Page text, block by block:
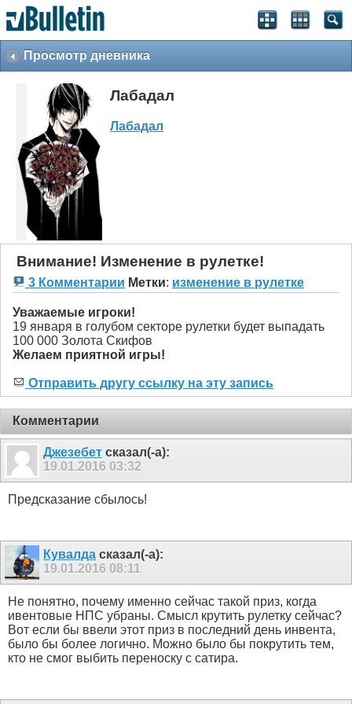
Просмотр дневника
Лабадал
Лабадал
Внимание! Изменение в рулетке!
3 Комментарии Метки: изменение в рулетке
Уважаемые игроки!
19 января в голубом секторе рулетки будет выпадать
100 000 Золота Скифов
Желаем приятной игры!
Отправить другу ссылку на эту запись
Комментарии
Джезебет сказал(-а):
19.01.2016 03:32
Предсказание сбылось!
Кувалда сказал(-а):
19.01.2016 08:11
Не понятно, почему именно сейчас такой приз, когда
ивентовые НПС убраны. Смысл крутить рулетку сейчас?
Вот если бы ввели этот приз в последний день инвента,
было бы более логично. Можно было бы покрутить тем,
кто не смог выбить переноску с сатира.